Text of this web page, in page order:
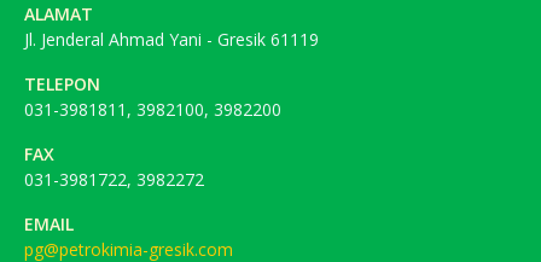
ALAMAT
Jl. Jenderal Ahmad Yani - Gresik 61119
TELEPON
031-3981811, 3982100, 3982200
FAX
031-3981722, 3982272
EMAIL
pg@petrokimia-gresik.com